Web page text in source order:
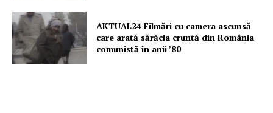
AKTUAL24 Filmări cu camera ascunsă
care arată sărăcia cruntă din România
comunistă în anii ’80